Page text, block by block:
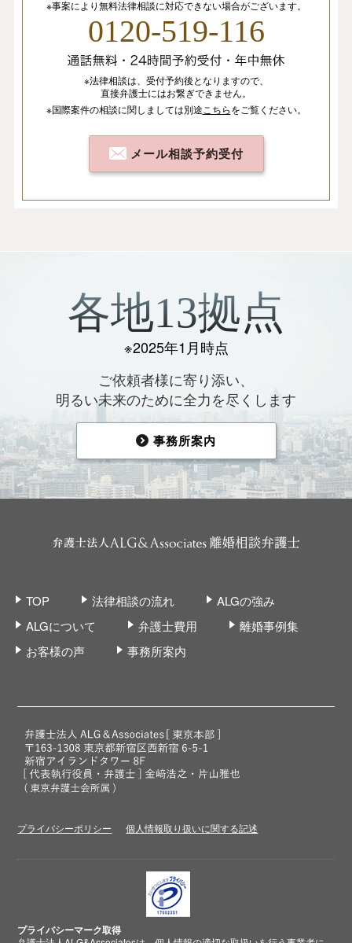
※事案により無料法律相談に対応できない場合がございます。
0120-519-116
※法律相談は、 受付予約後となりますので、
直接弁護士にはお繋ぎできません。
※国際案件の相談に関しましては別途 こちらをご覧ください。
メール相談予約受付
各地13拠点
※2025年1月時点
ご依頼者様に寄り添い、
明るい未来のために全力を尽くします
事務所案内
TOP 法律相談の流れ
ALGの強み
ALGについて
弁護士費用
離婚事例集
お客様の声
事務所案内
プライバシーポリシー 個人情報取り扱いに関する記述
プライバシーマーク取得